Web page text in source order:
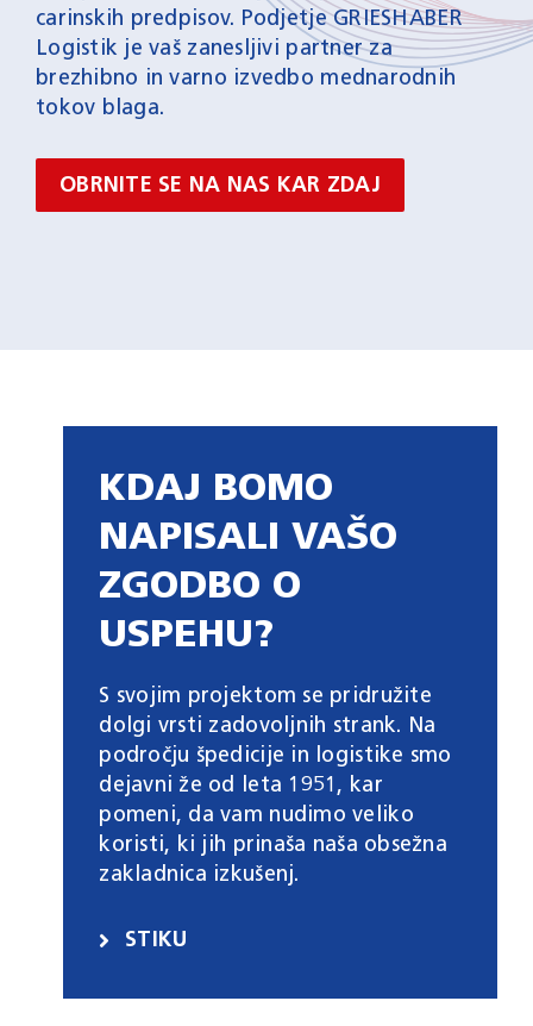
carinskih predpisov. Podjetje GRIESHABER
Logistik je vaš zanesljivi partner za
brezhibno in varno izvedbo mednarodnih
tokov blaga.
OBRNITE SE NA NAS KAR ZDAJ
KDAJ BOMO
NAPISALI VAŠO
ZGODBO O
USPEHU?
S svojim projektom se pridružite
dolgi vrsti zadovoljnih strank. Na
področju špedicije in logistike smo
dejavni že od leta 1951, kar
pomeni, da vam nudimo veliko
koristi, ki jih prinaša naša obsežna
zakladnica izkušenj.
STIKU